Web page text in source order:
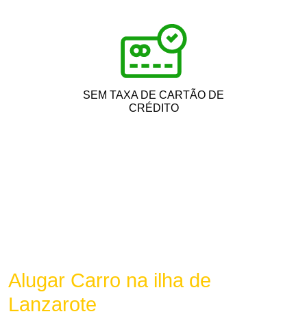
SEM TAXA DE CARTÃO DE
CRÉDITO
Alugar Carro na ilha de
Lanzarote